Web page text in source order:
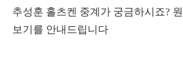
추성훈 홀츠켄 중계가 궁금하시죠?
보기를 안내드립니다